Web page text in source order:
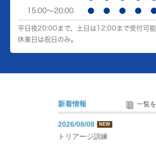
15:00～20:00
● ● ● ●
平日夜20:00まで、土日は12:00まで受付可能
休業日は祝日のみ。
新着情報 一覧
2026/08/08 NEW
トリアージ訓練